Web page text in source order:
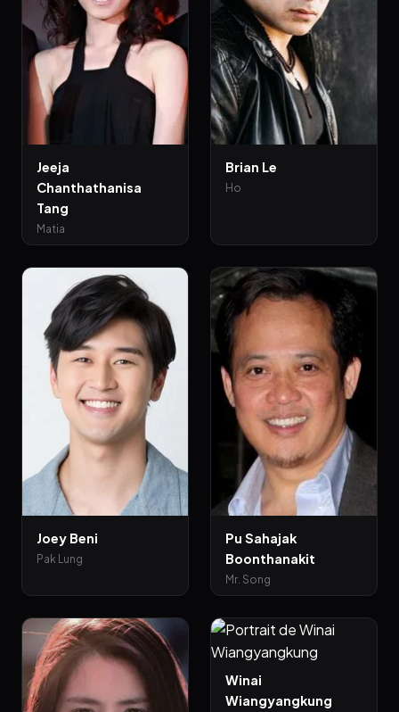
Jeeja
Chanthathanisa
Tang
Matia
Brian Le
Ho
Joey Beni
Pak Lung
Pu Sahajak
Boonthanakit
Mr. Song
Winai
Wiangyangkung